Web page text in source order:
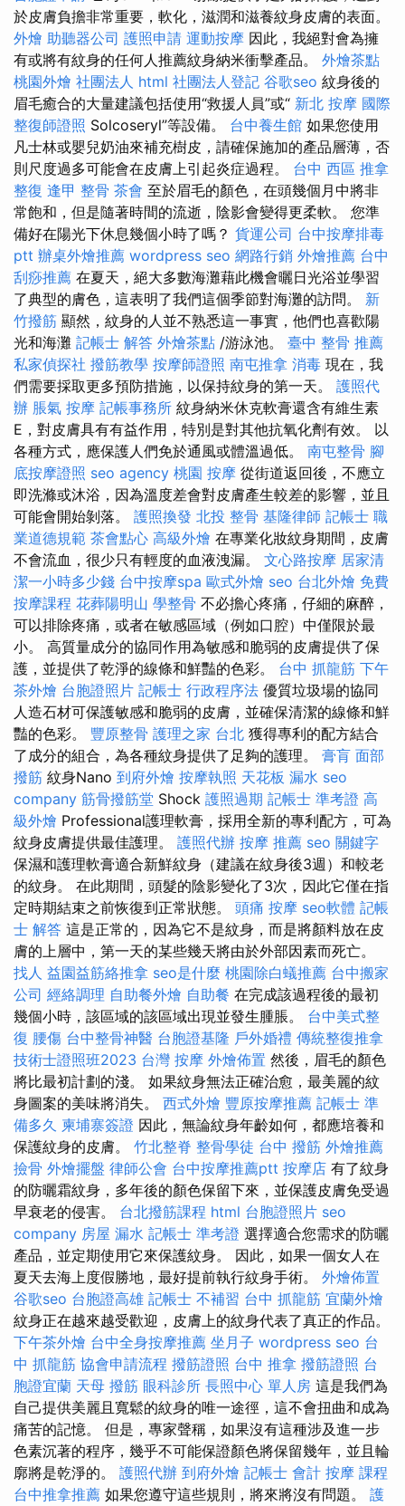
於皮膚負擔非常重要，軟化，滋潤和滋養紋身皮膚的表面。
外燴 助聽器公司 護照申請 運動按摩 因此，我絕對會為擁
有或將有紋身的任何人推薦紋身納米衝擊產品。 外燴茶點
桃園外燴 社團法人 html 社團法人登記 谷歌seo 紋身後的
眉毛癒合的大量建議包括使用“救援人員”或“ 新北 按摩 國際
整復師證照 Solcoseryl”等設備。 台中養生館 如果您使用
凡士林或嬰兒奶油來補充樹皮，請確保施加的產品層薄，否
則尺度過多可能會在皮膚上引起炎症過程。 台中 西區 推拿
整復 逢甲 整骨 茶會 至於眉毛的顏色，在頭幾個月中將非
常飽和，但是隨著時間的流逝，陰影會變得更柔軟。 您準
備好在陽光下休息幾個小時了嗎？ 貨運公司 台中按摩排毒
ptt 辦桌外燴推薦 wordpress seo 網路行銷 外燴推薦 台中
刮痧推薦 在夏天，絕大多數海灘藉此機會曬日光浴並學習
了典型的膚色，這表明了我們這個季節對海灘的訪問。 新
竹撥筋 顯然，紋身的人並不熟悉這一事實，他們也喜歡陽
光和海灘 記帳士 解答 外燴茶點 /游泳池。 臺中 整骨 推薦
私家偵探社 撥筋教學 按摩師證照 南屯推拿 消毒 現在，我
們需要採取更多預防措施，以保持紋身的第一天。 護照代
辦 脹氣 按摩 記帳事務所 紋身納米休克軟膏還含有維生素
E，對皮膚具有有益作用，特別是對其他抗氧化劑有效。 以
各種方式，應保護人們免於通風或體溫過低。 南屯整骨 腳
底按摩證照 seo agency 桃園 按摩 從街道返回後，不應立
即洗滌或沐浴，因為溫度差會對皮膚產生較差的影響，並且
可能會開始剝落。 護照換發 北投 整骨 基隆律師 記帳士 職
業道德規範 茶會點心 高級外燴 在專業化妝紋身期間，皮膚
不會流血，很少只有輕度的血液洩漏。 文心路按摩 居家清
潔一小時多少錢 台中按摩spa 歐式外燴 seo 台北外燴 免費
按摩課程 花葬陽明山 學整骨 不必擔心疼痛，仔細的麻醉，
可以排除疼痛，或者在敏感區域（例如口腔）中僅限於最
小。 高質量成分的協同作用為敏感和脆弱的皮膚提供了保
護，並提供了乾淨的線條和鮮豔的色彩。 台中 抓龍筋 下午
茶外燴 台胞證照片 記帳士 行政程序法 優質垃圾場的協同
人造石材可保護敏感和脆弱的皮膚，並確保清潔的線條和鮮
豔的色彩。 豐原整骨 護理之家 台北 獲得專利的配方結合
了成分的組合，為各種紋身提供了足夠的護理。 膏肓 面部
撥筋 紋身Nano 到府外燴 按摩執照 天花板 漏水 seo
company 筋骨撥筋堂 Shock 護照過期 記帳士 準考證 高
級外燴 Professional護理軟膏，採用全新的專利配方，可為
紋身皮膚提供最佳護理。 護照代辦 按摩 推薦 seo 關鍵字
保濕和護理軟膏適合新鮮紋身（建議在紋身後3週）和較老
的紋身。 在此期間，頭髮的陰影變化了3次，因此它僅在指
定時期結束之前恢復到正常狀態。 頭痛 按摩 seo軟體 記帳
士 解答 這是正常的，因為它不是紋身，而是將顏料放在皮
膚的上層中，第一天的某些幾天將由於外部因素而死亡。
找人 益園益筋絡推拿 seo是什麼 桃園除白蟻推薦 台中搬家
公司 經絡調理 自助餐外燴 自助餐 在完成該過程後的最初
幾個小時，該區域的該區域出現並發生腫脹。 台中美式整
復 腰傷 台中整骨神醫 台胞證基隆 戶外婚禮 傳統整復推拿
技術士證照班2023 台灣 按摩 外燴佈置 然後，眉毛的顏色
將比最初計劃的淺。 如果紋身無法正確治愈，最美麗的紋
身圖案的美味將消失。 西式外燴 豐原按摩推薦 記帳士 準
備多久 柬埔寨簽證 因此，無論紋身年齡如何，都應培養和
保護紋身的皮膚。 竹北整脊 整骨學徒 台中 撥筋 外燴推薦
撿骨 外燴擺盤 律師公會 台中按摩推薦ptt 按摩店 有了紋身
的防曬霜紋身，多年後的顏色保留下來，並保護皮膚免受過
早衰老的侵害。 台北撥筋課程 html 台胞證照片 seo
company 房屋 漏水 記帳士 準考證 選擇適合您需求的防曬
產品，並定期使用它來保護紋身。 因此，如果一個女人在
夏天去海上度假勝地，最好提前執行紋身手術。 外燴佈置
谷歌seo 台胞證高雄 記帳士 不補習 台中 抓龍筋 宜蘭外燴
紋身正在越來越受歡迎，皮膚上的紋身代表了真正的作品。
下午茶外燴 台中全身按摩推薦 坐月子 wordpress seo 台
中 抓龍筋 協會申請流程 撥筋證照 台中 推拿 撥筋證照 台
胞證宜蘭 天母 撥筋 眼科診所 長照中心 單人房 這是我們為
自己提供美麗且寬鬆的紋身的唯一途徑，這不會扭曲和成為
痛苦的記憶。 但是，專家聲稱，如果沒有這種涉及進一步
色素沉著的程序，幾乎不可能保證顏色將保留幾年，並且輪
廓將是乾淨的。 護照代辦 到府外燴 記帳士 會計 按摩 課程
台中推拿推薦 如果您遵守這些規則，將來將沒有問題。 護